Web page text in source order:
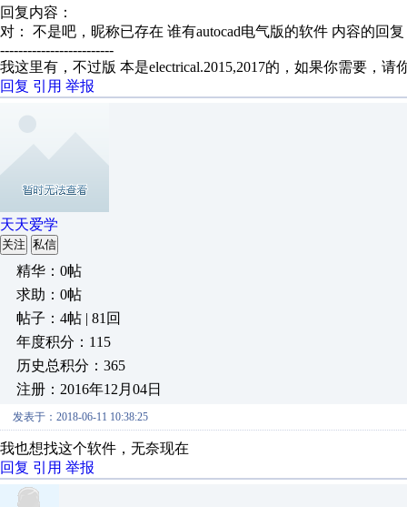
回复内容：
对： 不是吧，昵称已存在 谁有autocad电气版的软件 内容的回复
-------------------------
我这里有，不过版 本是electrical.2015,2017的，如果你需要，
回复 引用 举报
天天爱学
关注 私信
精华：0帖
求助：0帖
帖子：4帖 | 81回
年度积分：115
历史总积分：365
注册：2016年12月04日
发表于：2018-06-11 10:38:25
我也想找这个软件，无奈现在
回复 引用 举报